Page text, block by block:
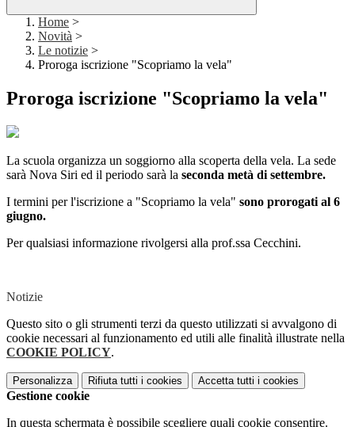
Home >
Novità >
Le notizie >
Proroga iscrizione "Scopriamo la vela"
Proroga iscrizione "Scopriamo la vela"
La scuola organizza un soggiorno alla scoperta della vela. La sede
sarà Nova Siri ed il periodo sarà la seconda metà di settembre.
I termini per l'iscrizione a "Scopriamo la vela" sono prorogati al 6
giugno.
Per qualsiasi informazione rivolgersi alla prof.ssa Cecchini.
Notizie
Questo sito o gli strumenti terzi da questo utilizzati si avvalgono di
cookie necessari al funzionamento ed utili alle finalità illustrate nella
COOKIE POLICY.
Personalizza Rifiuta tutti i cookies Accetta tutti i cookies
Gestione cookie
In questa schermata è possibile scegliere quali cookie consentire.